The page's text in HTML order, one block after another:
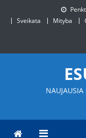
Sveikata
Mityba